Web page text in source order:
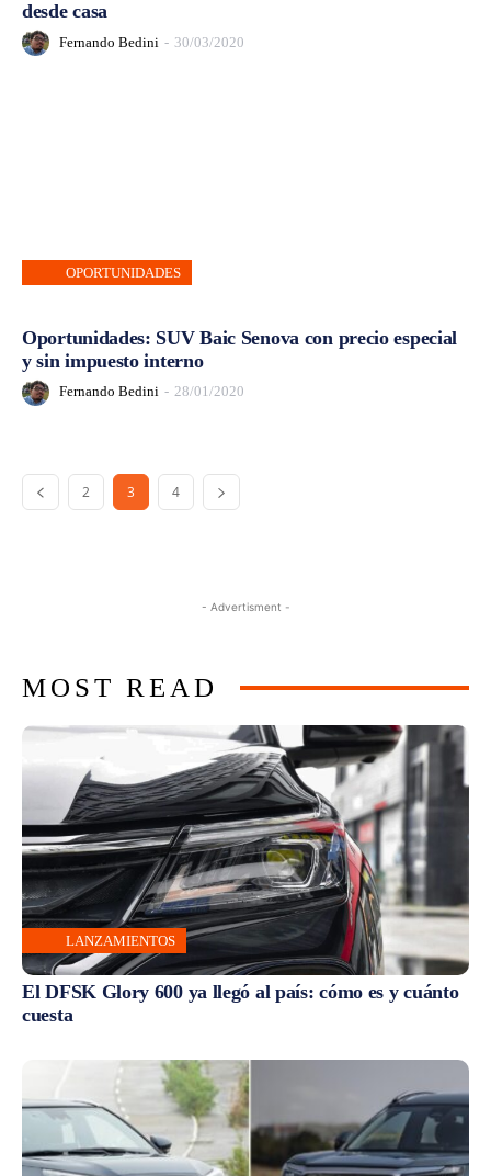
desde casa
Fernando Bedini - 30/03/2020
OPORTUNIDADES
Oportunidades: SUV Baic Senova con precio especial
y sin impuesto interno
Fernando Bedini - 28/01/2020
2 3 4
- Advertisment -
MOST READ
LANZAMIENTOS
El DFSK Glory 600 ya llegó al país: cómo es y cuánto
cuesta